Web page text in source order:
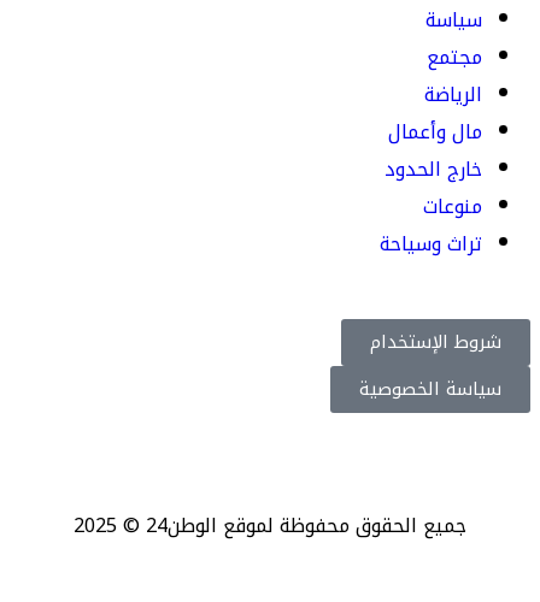
سياسة
مجتمع
الرياضة
مال وأعمال
خارج الحدود
منوعات
تراث وسياحة
شروط الإستخدام
سياسة الخصوصية
جميع الحقوق محفوظة لموقع الوطن24 © 2025